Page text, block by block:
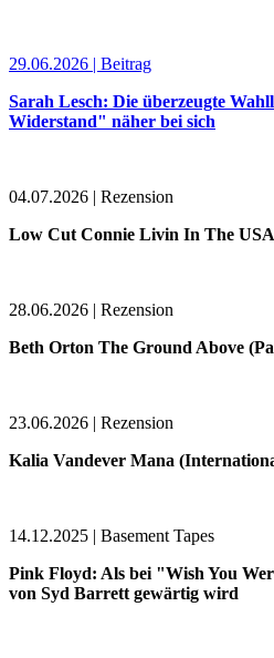
29.06.2026 | Beitrag
Sarah Lesch: Die überzeugte
Widerstand" näher bei sich
04.07.2026 | Rezension
Low Cut Connie Livin In The
28.06.2026 | Rezension
Beth Orton The Ground Above
23.06.2026 | Rezension
Kalia Vandever Mana
14.12.2025 | Basement Tapes
Pink Floyd: Als bei "Wish You
von Syd Barrett gewärtig wird